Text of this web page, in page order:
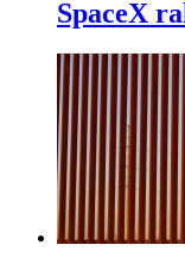
SpaceX